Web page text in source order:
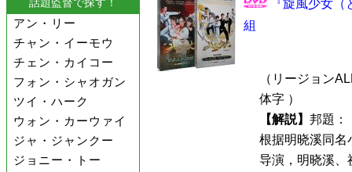
アン・リー
チャン・イーモウ
チェン・カイコー
フォン・シャオガン
ツイ・ハーク
ウォン・カーウァイ
ジャ・ジャンクー
ジョニー・トー
『旋風少女
組
（リージョン
体字 ）
【解説】 邦題：
根据明晓溪同名
导演，明晓溪、